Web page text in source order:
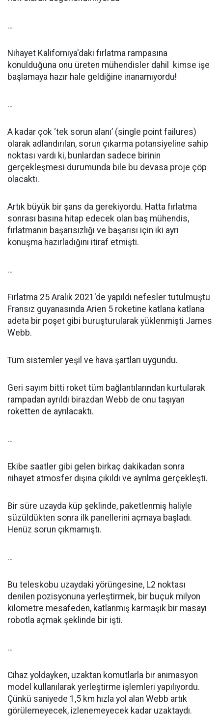
…
Nihayet Kaliforniya'daki fırlatma rampasına
konulduğuna onu üreten mühendisler dahil kimse işe
başlamaya hazır hale geldiğine inanamıyordu!
…
A kadar çok ‘tek sorun alanı’ (single point failures)
olarak adlandırılan, sorun çıkarma potansiyeline sahip
noktası vardı ki, bunlardan sadece birinin
gerçekleşmesi durumunda bile bu devasa proje çöp
olacaktı.
Artık büyük bir şans da gerekiyordu. Hatta fırlatma
sonrası basına hitap edecek olan baş mühendis,
fırlatmanın başarısızlığı ve başarısı için iki ayrı
konuşma hazırladığını itiraf etmişti.
…
Fırlatma 25 Aralık 2021'de yapıldı nefesler tutulmuştu
Fransız guyanasında Arien 5 roketine katlana katlana
adeta bir poşet gibi buruşturularak yüklenmişti James
Webb.
Tüm sistemler yeşil ve hava şartları uygundu.
Geri sayım bitti roket tüm bağlantılarından kurtularak
rampadan ayrıldı birazdan Webb de onu taşıyan
roketten de ayrılacaktı.
…
Ekibe saatler gibi gelen birkaç dakikadan sonra
nihayet atmosfer dışına çıkıldı ve ayrılma gerçekleşti.
Bir süre uzayda küp şeklinde, paketlenmiş haliyle
süzüldükten sonra ilk panellerini açmaya başladı.
Henüz sorun çıkmamıştı.
…
Bu teleskobu uzaydaki yörüngesine, L2 noktası
denilen pozisyonuna yerleştirmek, bir buçuk milyon
kilometre mesafeden, katlanmış karmaşık bir masayı
robotla açmak şeklinde bir işti.
…
Cihaz yoldayken, uzaktan komutlarla bir animasyon
model kullanılarak yerleştirme işlemleri yapılıyordu.
Çünkü saniyede 1,5 km hızla yol alan Webb artık
görülemeyecek, izlenemeyecek kadar uzaktaydı.